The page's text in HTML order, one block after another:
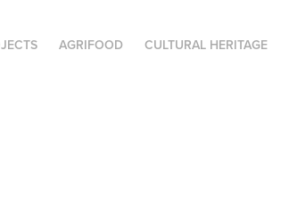
AGRIFOOD CULTURAL HERITAGE